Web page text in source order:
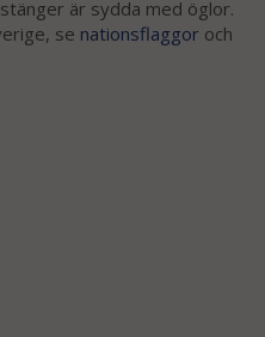
är sydda med öglor.
se nationsflaggor och